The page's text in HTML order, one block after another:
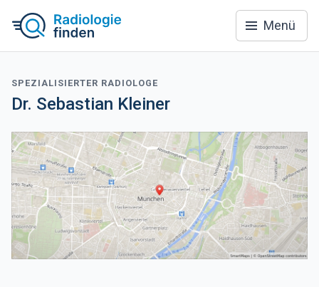
Menü
SPEZIALISIERTER RADIOLOGE
Dr. Sebastian Kleiner